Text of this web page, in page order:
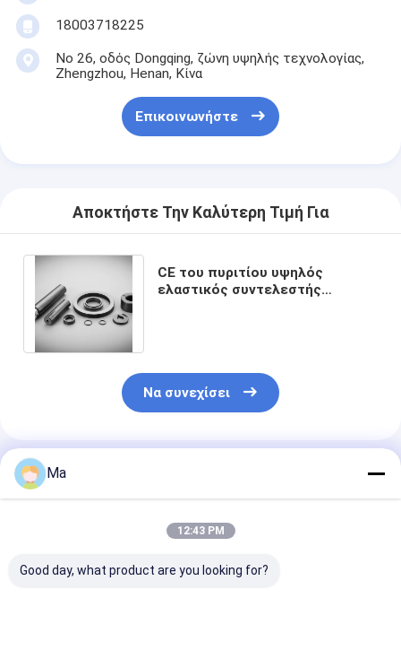
18003718225
Νο 26, οδός Dongqing, ζώνη υψηλής τεχνολογίας,
Zhengzhou, Henan, Κίνα
Επικοινωνήστε
Αποκτήστε Την Καλύτερη Τιμή Για
CE του πυριτίου υψηλός
ελαστικός συντελεστής
Να συνεχίσει
Συνιστώμενα Προϊόντα
Ma
12:43 PM
Good day, what product are you looking for?